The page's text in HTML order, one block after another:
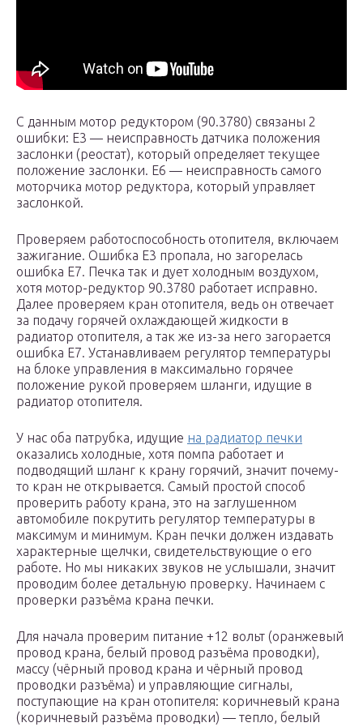
С данным мотор редуктором (90.3780) связаны 2
ошибки: Е3 — неисправность датчика положения
заслонки (реостат), который определяет текущее
положение заслонки. Е6 — неисправность самого
моторчика мотор редуктора, который управляет
заслонкой.
Проверяем работоспособность отопителя, включаем
зажигание. Ошибка Е3 пропала, но загорелась
ошибка Е7. Печка так и дует холодным воздухом,
хотя мотор-редуктор 90.3780 работает исправно.
Далее проверяем кран отопителя, ведь он отвечает
за подачу горячей охлаждающей жидкости в
радиатор отопителя, а так же из-за него загорается
ошибка E7. Устанавливаем регулятор температуры
на блоке управления в максимально горячее
положение рукой проверяем шланги, идущие в
радиатор отопителя.
У нас оба патрубка, идущие на радиатор печки
оказались холодные, хотя помпа работает и
подводящий шланг к крану горячий, значит почему-
то кран не открывается. Самый простой способ
проверить работу крана, это на заглушенном
автомобиле покрутить регулятор температуры в
максимум и минимум. Кран печки должен издавать
характерные щелчки, свидетельствующие о его
работе. Но мы никаких звуков не услышали, значит
проводим более детальную проверку. Начинаем с
проверки разъёма крана печки.
Для начала проверим питание +12 вольт (оранжевый
провод крана, белый провод разъёма проводки),
массу (чёрный провод крана и чёрный провод
проводки разъёма) и управляющие сигналы,
поступающие на кран отопителя: коричневый крана
(коричневый разъёма проводки) — тепло, белый